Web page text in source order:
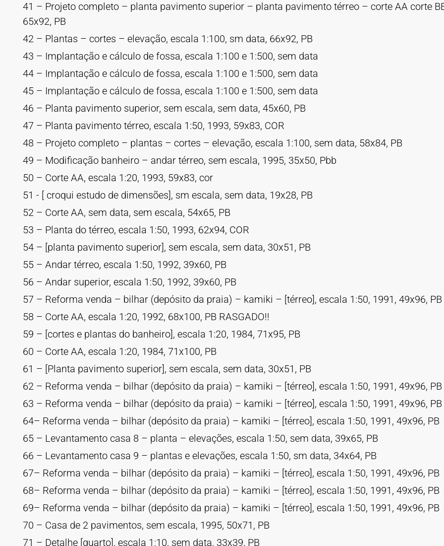
41 – Projeto completo – planta pavimento superior – planta pavimento térreo – corte AA corte
65x92, PB
42 – Plantas – cortes – elevação, escala 1:100, sm data, 66x92, PB
43 – Implantação e cálculo de fossa, escala 1:100 e 1:500, sem data
44 – Implantação e cálculo de fossa, escala 1:100 e 1:500, sem data
45 – Implantação e cálculo de fossa, escala 1:100 e 1:500, sem data
46 – Planta pavimento superior, sem escala, sem data, 45x60, PB
47 – Planta pavimento térreo, escala 1:50, 1993, 59x83, COR
48 – Projeto completo – plantas – cortes – elevação, escala 1:100, sem data, 58x84, PB
49 – Modificação banheiro – andar térreo, sem escala, 1995, 35x50, Pbb
50 – Corte AA, escala 1:20, 1993, 59x83, cor
51 - [ croqui estudo de dimensões], sm escala, sem data, 19x28, PB
52 – Corte AA, sem data, sem escala, 54x65, PB
53 – Planta do térreo, escala 1:50, 1993, 62x94, COR
54 – [planta pavimento superior], sem escala, sem data, 30x51, PB
55 – Andar térreo, escala 1:50, 1992, 39x60, PB
56 – Andar superior, escala 1:50, 1992, 39x60, PB
57 – Reforma venda – bilhar (depósito da praia) – kamiki – [térreo], escala 1:50, 1991, 49x96, PB
58 – Corte AA, escala 1:20, 1992, 68x100, PB RASGADO!!
59 – [cortes e plantas do banheiro], escala 1:20, 1984, 71x95, PB
60 – Corte AA, escala 1:20, 1984, 71x100, PB
61 – [Planta pavimento superior], sem escala, sem data, 30x51, PB
62 – Reforma venda – bilhar (depósito da praia) – kamiki – [térreo], escala 1:50, 1991, 49x96, PB
63 – Reforma venda – bilhar (depósito da praia) – kamiki – [térreo], escala 1:50, 1991, 49x96, PB
64– Reforma venda – bilhar (depósito da praia) – kamiki – [térreo], escala 1:50, 1991, 49x96, PB
65 – Levantamento casa 8 – planta – elevações, escala 1:50, sem data, 39x65, PB
66 – Levantamento casa 9 – plantas e elevações, escala 1:50, sm data, 34x64, PB
67– Reforma venda – bilhar (depósito da praia) – kamiki – [térreo], escala 1:50, 1991, 49x96, PB
68– Reforma venda – bilhar (depósito da praia) – kamiki – [térreo], escala 1:50, 1991, 49x96, PB
69– Reforma venda – bilhar (depósito da praia) – kamiki – [térreo], escala 1:50, 1991, 49x96, PB
70 – Casa de 2 pavimentos, sem escala, 1995, 50x71, PB
71 – Detalhe [quarto], escala 1:10, sem data, 33x39, PB